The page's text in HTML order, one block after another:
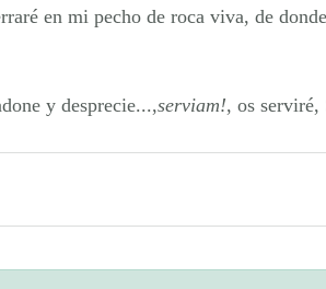
en mi pecho de roca viva, de
y desprecie...,serviam!, os serviré,